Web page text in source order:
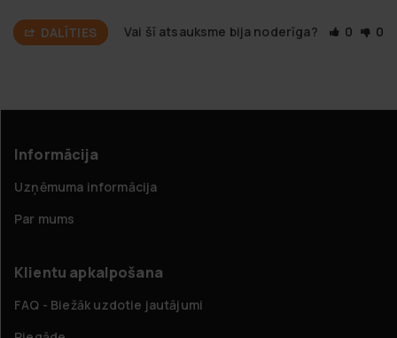
DALĪTIES Vai šī atsauksme bija noderīga? 0 0
Informācija
Uzņēmuma informācija
Par mums
Klientu apkalpošana
FAQ - Biežāk uzdotie jautājumi